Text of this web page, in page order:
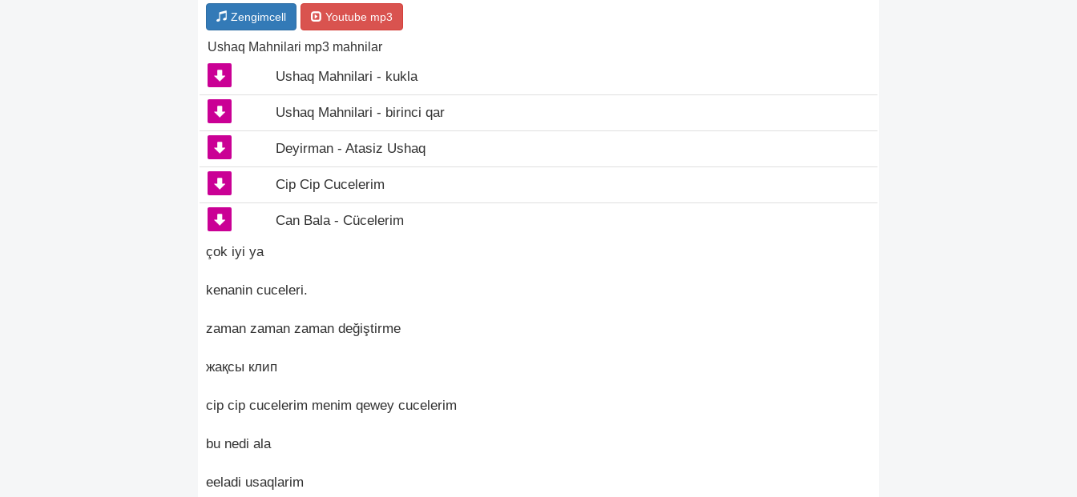
Zengimcell Youtube mp3
Ushaq Mahnilari mp3 mahnilar
Ushaq Mahnilari - kukla
Ushaq Mahnilari - birinci qar
Deyirman - Atasiz Ushaq
Cip Cip Cucelerim
Can Bala - Cücelerim
çok iyi ya
kenanin cuceleri.
zaman zaman zaman değiştirme
жақсы клип
cip cip cucelerim menim qewey cucelerim
bu nedi ala
eeladi usaqlarim